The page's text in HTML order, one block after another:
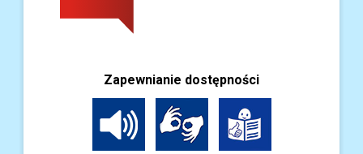
Zapewnianie dostępności